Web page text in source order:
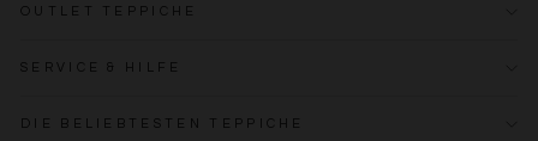
OUTLET TEPPICHE
SERVICE & HILFE
DIE BELIEBTESTEN TEPPICHE